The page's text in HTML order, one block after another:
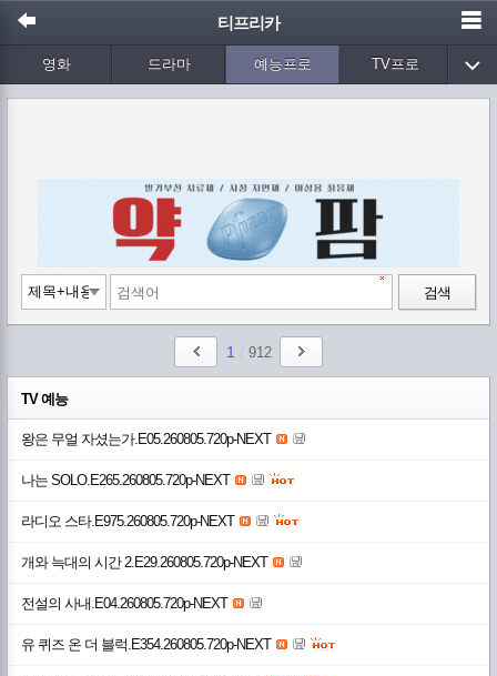
티프리카
영화 드라마 예능프로 TV프로
애니메이션 음악 Wetv
검색
1 912
TV 예능
왕은 무얼 자셨는가.E05.260805.720p-NEXT
나는 SOLO.E265.260805.720p-NEXT
라디오 스타.E975.260805.720p-NEXT
개와 늑대의 시간 2.E29.260805.720p-NEXT
전설의 사내.E04.260805.720p-NEXT
유 퀴즈 온 더 블럭.E354.260805.720p-NEXT